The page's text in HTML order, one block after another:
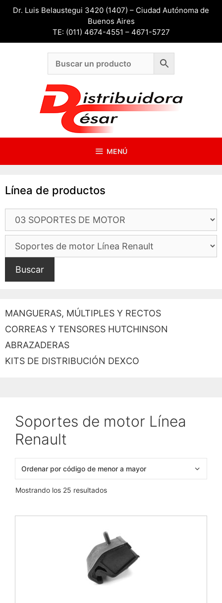
SaltarDr. Luis Belaustegui 3420 (1407) – Ciudad Autónoma de
Buenos Aires
TE: (011) 4674-4551 – 4671-5727
MENÚ
Soportes de motor Línea
Renault
Mostrando los 25 resultados
Línea de productos
Buscar
MANGUERAS, MÚLTIPLES Y RECTOS
CORREAS Y TENSORES HUTCHINSON
ABRAZADERAS
KITS DE DISTRIBUCIÓN DEXCO